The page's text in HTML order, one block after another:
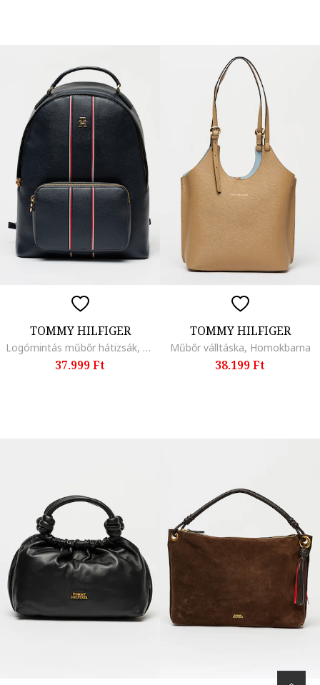
TOMMY HILFIGER
Logómintás műbőr hátizsák, Tengerészkék
37.999 Ft
TOMMY HILFIGER
Műbőr válltáska, Homokbarna
38.199 Ft